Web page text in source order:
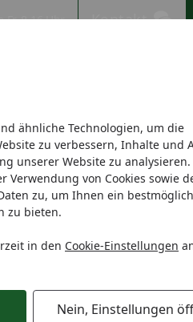
ähnliche Technologien, um die
zu verbessern, Inhalte und
unserer Website zu
von Cookies sowie
zu, um Ihnen ein
zu bieten.
in den Cookie-Einstellungen
Nein, Einstellungen
Fr. 8-16 Uhr Kontakt
Zaunsets Gabionen
T&J LIGHTLINE